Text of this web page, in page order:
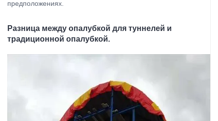
предположениях.
Разница между опалубкой для туннелей и
традиционной опалубкой.